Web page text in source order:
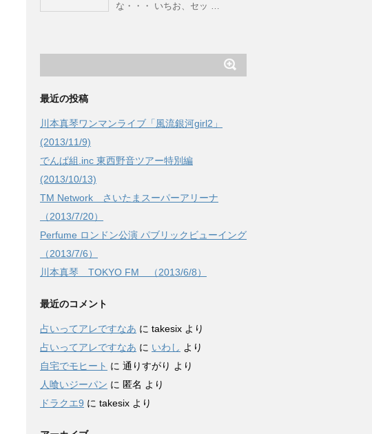
な・・・ いちお、セッ …
最近の投稿
川本真琴ワンマンライブ「風流銀河girl2」
(2013/11/9)
でんぱ組.inc 東西野音ツアー特別編
(2013/10/13)
TM Network さいたまスーパーアリーナ
（2013/7/20）
Perfume ロンドン公演 パブリックビューイング
（2013/7/6）
川本真琴 TOKYO FM （2013/6/8）
最近のコメント
占いってアレですなあ に takesix より
占いってアレですなあ に いわし より
自宅でモヒート に 通りすがり より
人喰いジーパン に 匿名 より
ドラクエ9 に takesix より